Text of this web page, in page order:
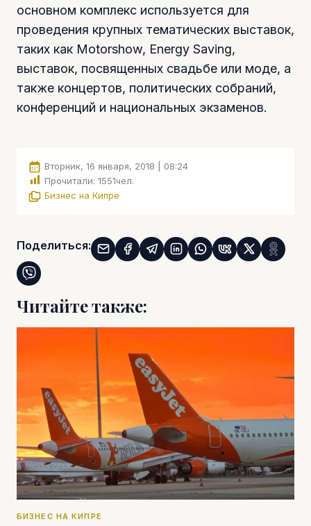
основном комплекс используется для
проведения крупных тематических выставок,
таких как Motorshow, Energy Saving,
выставок, посвященных свадьбе или моде, а
также концертов, политических собраний,
конференций и национальных экзаменов.
Вторник, 16 января, 2018 | 08:24
Прочитали: 1551чел.
Бизнес на Кипре
Поделиться:
Читайте также:
БИЗНЕС НА КИПРЕ